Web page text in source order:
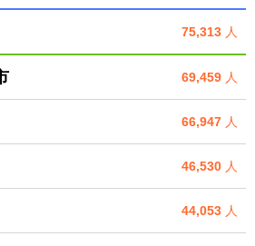
75,313 人
69,459 人
66,947 人
46,530 人
44,053 人